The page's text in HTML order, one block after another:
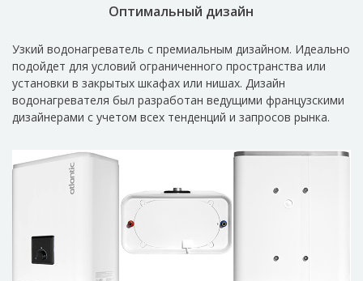
Оптимальный дизайн
Узкий водонагреватель с премиальным дизайном. Идеально
подойдет для условий ограниченного пространства или
установки в закрытых шкафах или нишах. Дизайн
водонагревателя был разработан ведущими французскими
дизайнерами с учетом всех тенденций и запросов рынка.